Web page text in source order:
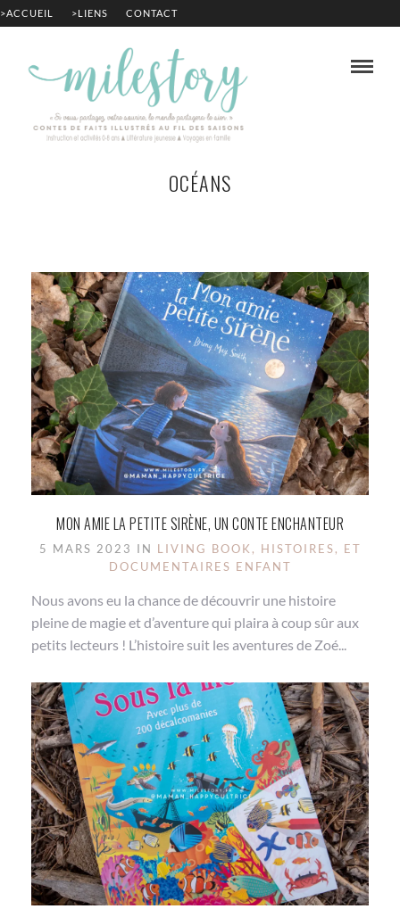
>ACCUEIL >LIENS CONTACT
OCÉANS
MON AMIE LA PETITE SIRÈNE, UN CONTE ENCHANTEUR
5 MARS 2023 IN LIVING BOOK, HISTOIRES, ET
DOCUMENTAIRES ENFANT
Nous avons eu la chance de découvrir une histoire
pleine de magie et d’aventure qui plaira à coup sûr aux
petits lecteurs ! L’histoire suit les aventures de Zoé...